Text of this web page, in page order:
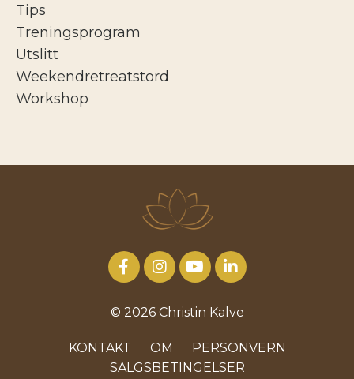
Tips
Treningsprogram
Utslitt
Weekendretreatstord
Workshop
© 2026 Christin Kalve
KONTAKT OM
PERSONVERN
SALGSBETINGELSER